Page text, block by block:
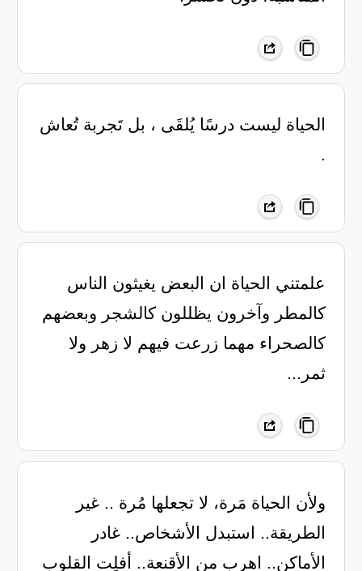
‏الحياة ليست درسًا يُلقَى ، بل تَجربة تُعاش
.
علمتني الحياة ان البعض يغيثون الناس
كالمطر وآخرون يظللون كالشجر وبعضهم
كالصحراء مهما زرعت فيهم لا زهر ولا
ثمر...
‏ولأن الحياة مَرة، لا تجعلها مُرة .. غير
الطريقة.. استبدل الأشخاص.. غادر
الأماكن.. اهرب من الأقنعة.. أفلِت القلوب